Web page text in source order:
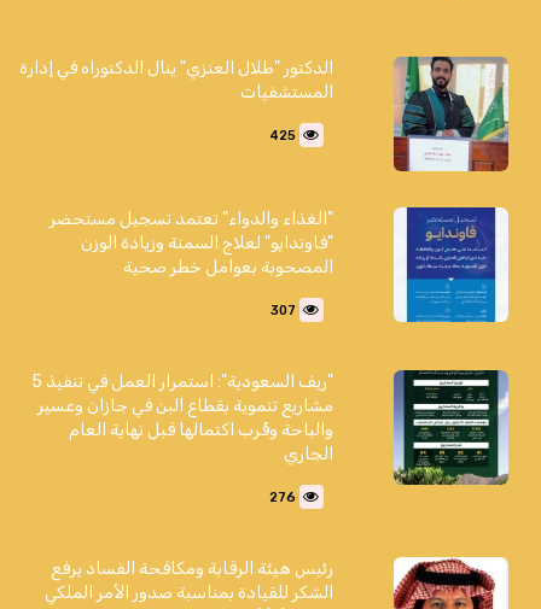
الدكتور "طلال العنزي" ينال الدكتوراه في إدارة
المستشفيات
425
"الغذاء والدواء" تعتمد تسجيل مستحضر
"فاوندايو" لعلاج السمنة وزيادة الوزن
المصحوبة بعوامل خطر صحية
307
"ريف السعودية": استمرار العمل في تنفيذ 5
مشاريع تنموية بقطاع البن في جازان وعسير
والباحة وقُرب اكتمالها قبل نهاية العام
الجاري
276
رئيس هيئة الرقابة ومكافحة الفساد يرفع
الشكر للقيادة بمناسبة صدور الأمر الملكي